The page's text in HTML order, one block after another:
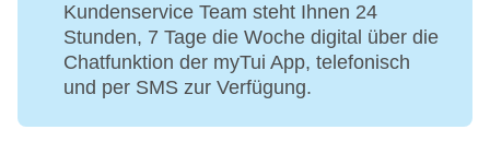
Kundenservice Team steht Ihnen 24
Stunden, 7 Tage die Woche digital über die
Chatfunktion der myTui App, telefonisch
und per SMS zur Verfügung.